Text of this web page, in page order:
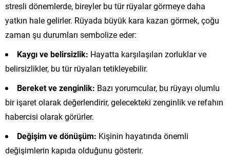
stresli dönemlerde, bireyler bu tür rüyalar görmeye daha
yatkın hale gelirler. Rüyada büyük kara kazan görmek, çoğu
zaman şu durumları sembolize eder:
Kaygı ve belirsizlik: Hayatta karşılaşılan zorluklar ve
belirsizlikler, bu tür rüyaları tetikleyebilir.
Bereket ve zenginlik: Bazı yorumcular, bu rüyayı olumlu
bir işaret olarak değerlendirir, gelecekteki zenginlik ve refahın
habercisi olarak görürler.
Değişim ve dönüşüm: Kişinin hayatında önemli
değişimlerin kapıda olduğunu gösterir.